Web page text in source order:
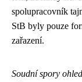
spolupracovník
StB byly pouze
zařazení.
Soudní spory